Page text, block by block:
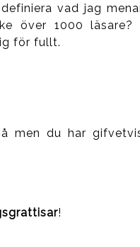
vad jag
över 1000 läsare?
för fullt.
men du har
!